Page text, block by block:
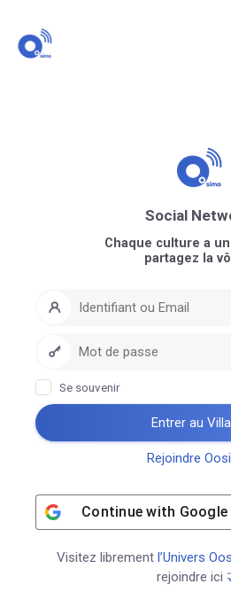
Social
Chaque culture a
partagez la
Se souvenir
Entrer au
Rejoindre
Continue with Google
Visitez librement l’Univers
rejoindre ici